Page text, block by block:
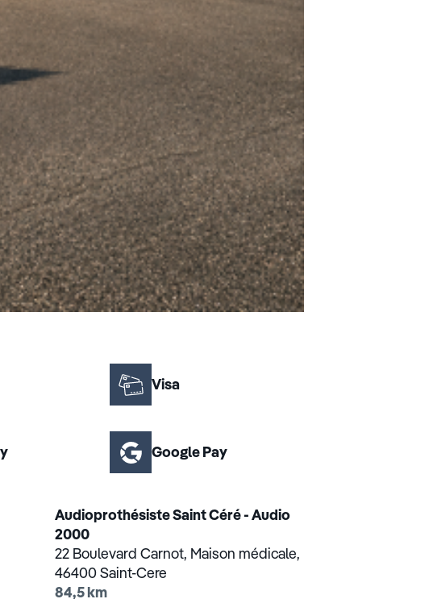
Visa
Google Pay
Audioprothésiste Saint Céré - Audio
2000
22 Boulevard Carnot, Maison médicale,
46400 Saint-Cere
84,5 km